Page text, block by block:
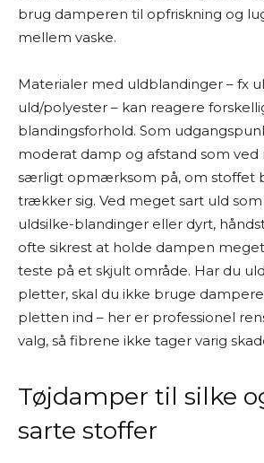
brug damperen til opfriskning og
mellem vaske.
Materialer med uldblandinger – fx
uld/polyester – kan reagere
blandingsforhold. Som
moderat damp og afstand som
særligt opmærksom på, om stoffet
trækker sig. Ved meget sart uld
uldsilke-blandinger eller dyrt,
ofte sikrest at holde dampen
teste på et skjult område. Har du
pletter, skal du ikke bruge
pletten ind – her er professionel
valg, så fibrene ikke tager varig
Tøjdamper til silke
sarte stoffer